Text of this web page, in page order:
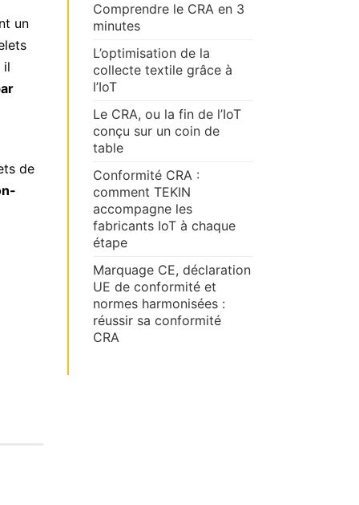
un
il
de
Comprendre le CRA en 3
minutes
L’optimisation de la
collecte textile grâce à
l’IoT
Le CRA, ou la fin de l’IoT
conçu sur un coin de
table
Conformité CRA :
comment TEKIN
accompagne les
fabricants IoT à chaque
étape
Marquage CE, déclaration
UE de conformité et
normes harmonisées :
réussir sa conformité
CRA